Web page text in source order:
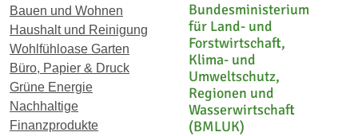
Bauen und Wohnen
Haushalt und Reinigung
Wohlfühloase Garten
Büro, Papier & Druck
Grüne Energie
Nachhaltige
Finanzprodukte
Bundesministerium
für Land- und
Forstwirtschaft,
Klima- und
Umweltschutz,
Regionen und
Wasserwirtschaft
(BMLUK)